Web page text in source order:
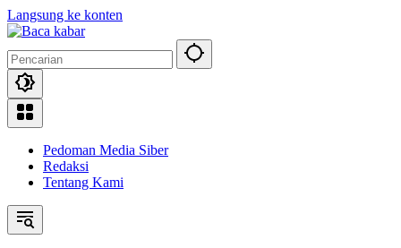
Langsung ke konten
Pedoman Media Siber
Redaksi
Tentang Kami